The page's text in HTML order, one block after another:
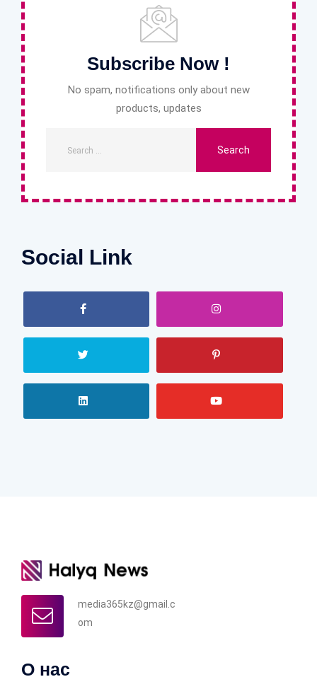
Subscribe Now !
No spam, notifications only about new
products, updates
Social Link
media365kz@gmail.c
om
О нас